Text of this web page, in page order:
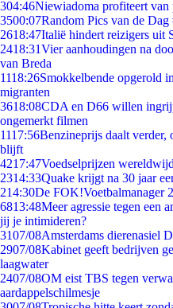
304:46Niewiadoma profiteert van
3500:07Random Pics van de Dag
2618:47Italië hindert reizigers uit
2418:31Vier aanhoudingen na
van Breda
1118:26Smokkelbende opgerold
migranten
3618:08CDA en D66 willen
ongemerkt filmen
1117:56Benzineprijs daalt verder,
blijft
4217:47Voedselprijzen
2314:33Quake krijgt na 30 jaar
214:30De FOK!Voetbalmanager
6813:48Meer agressie tegen een
jij je intimideren?
3107/08Amsterdams dierenasiel
2907/08Kabinet geeft bedrijven
laagwater
2407/08OM eist TBS tegen
aardappelschilmesje